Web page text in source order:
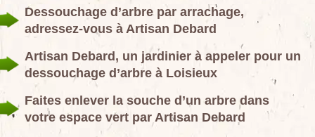
Dessouchage d’arbre par arrachage,
adressez-vous à Artisan Debard
Artisan Debard, un jardinier à appeler pour un
dessouchage d’arbre à Loisieux
Faites enlever la souche d’un arbre dans
votre espace vert par Artisan Debard